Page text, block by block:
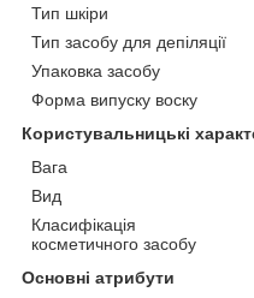
Тип шкіри
Тип засобу для депіляції
Упаковка засобу
Форма випуску воску
Користувальницькі
Вага
Вид
Класифікація
косметичного засобу
Основні атрибути